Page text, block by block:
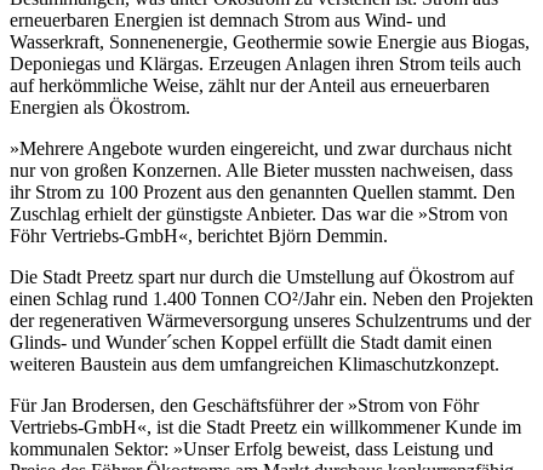
erneuerbaren Energien ist demnach Strom aus Wind- und
Wasserkraft, Sonnenenergie, Geothermie sowie Energie aus Biogas,
Deponiegas und Klärgas. Erzeugen Anlagen ihren Strom teils auch
auf herkömmliche Weise, zählt nur der Anteil aus erneuerbaren
Energien als Ökostrom.
»Mehrere Angebote wurden eingereicht, und zwar durchaus nicht
nur von großen Konzernen. Alle Bieter mussten nachweisen, dass
ihr Strom zu 100 Prozent aus den genannten Quellen stammt. Den
Zuschlag erhielt der günstigste Anbieter. Das war die »Strom von
Föhr Vertriebs-GmbH«, berichtet Björn Demmin.
Die Stadt Preetz spart nur durch die Umstellung auf Ökostrom auf
einen Schlag rund 1.400 Tonnen CO²/Jahr ein. Neben den Projekten
der regenerativen Wärmeversorgung unseres Schulzentrums und der
Glinds- und Wunder´schen Koppel erfüllt die Stadt damit einen
weiteren Baustein aus dem umfangreichen Klimaschutzkonzept.
Für Jan Brodersen, den Geschäftsführer der »Strom von Föhr
Vertriebs-GmbH«, ist die Stadt Preetz ein willkommener Kunde im
kommunalen Sektor: »Unser Erfolg beweist, dass Leistung und